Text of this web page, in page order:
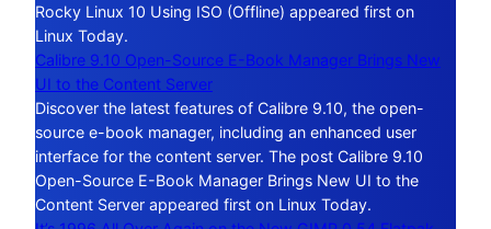
Rocky Linux 10 Using ISO (Offline) appeared first on
Linux Today.
Calibre 9.10 Open-Source E-Book Manager Brings New
UI to the Content Server
Discover the latest features of Calibre 9.10, the open-
source e-book manager, including an enhanced user
interface for the content server. The post Calibre 9.10
Open-Source E-Book Manager Brings New UI to the
Content Server appeared first on Linux Today.